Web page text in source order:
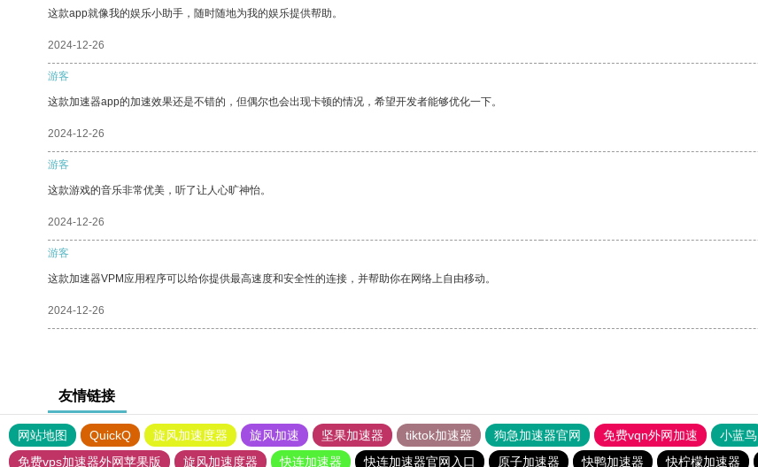
这款app就像我的娱乐小助手，随时随地为我的娱乐提供帮助。
2024-12-26
游客
这款加速器app的加速效果还是不错的，但偶尔也会出现卡顿的情况，希望开发者能够优化一下。
2024-12-26
游客
这款游戏的音乐非常优美，听了让人心旷神怡。
2024-12-26
游客
这款加速器VPM应用程序可以给你提供最高速度和安全性的连接，并帮助你在网络上自由移动。
2024-12-26
友情链接
网站地图 QuickQ 旋风加速度器 旋风加速 坚果加速器 tiktok加速器 狗急加速器官网 免费vqn外网加速 小蓝鸟
免费vps加速器外网苹果版
旋风加速度器 快连加速器 快连加速器官网入口 原子加速器 快鸭加速器 快柠檬加速器